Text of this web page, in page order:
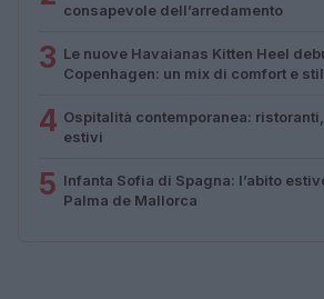
consapevole dell’arredamento
3 Le nuove Havaianas Kitten Heel
Copenhagen: un mix di comfort e
4 Ospitalità contemporanea:
estivi
5 Infanta Sofia di Spagna: l’abito
Palma de Mallorca